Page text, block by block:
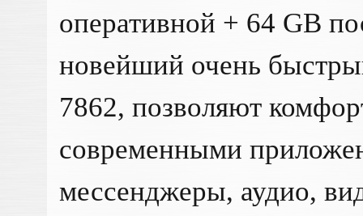
оперативной + 64 GB
новейший очень
7862, позволяют
современными
мессенджеры, аудио,